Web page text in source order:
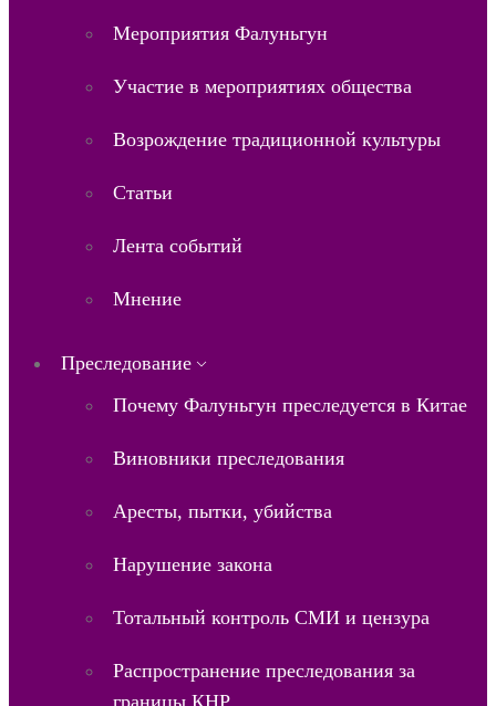
Мероприятия Фалуньгун
Участие в мероприятиях общества
Возрождение традиционной культуры
Статьи
Лента событий
Мнение
Преследование
Почему Фалуньгун преследуется в Китае
Виновники преследования
Аресты, пытки, убийства
Нарушение закона
Тотальный контроль СМИ и цензура
Распространение преследования за